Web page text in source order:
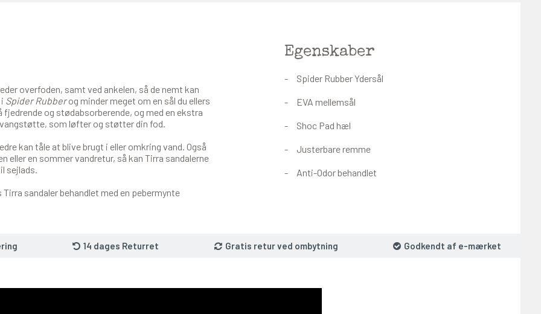
overfoden, samt ved ankelen, så de nemt kan
Spider Rubberog minder meget om en sål du ellers
og stødabsorberende, og med en ekstra
som løfter og støtter din fod.
kan tåle at blive brugt i eller omkring vand. Også
eller en sommer vandretur, så kan Tirra sandalerne
sejlads.
sandaler behandlet med en pebermynte
Egenskaber
Spider Rubber Ydersål
EVA mellemsål
Shoc Pad hæl
Justerbare remme
Anti-Odor behandlet
14 dages Returret Gratis retur ved ombytning Godkendt af e-mærket